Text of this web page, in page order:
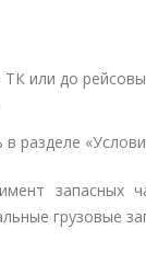
или до
разделе
запасных
грузовые